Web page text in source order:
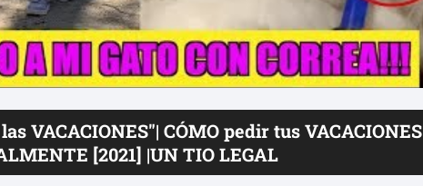
VACACIONES"| CÓMO pedir tus VACACIONES
[2021] |UN TIO LEGAL